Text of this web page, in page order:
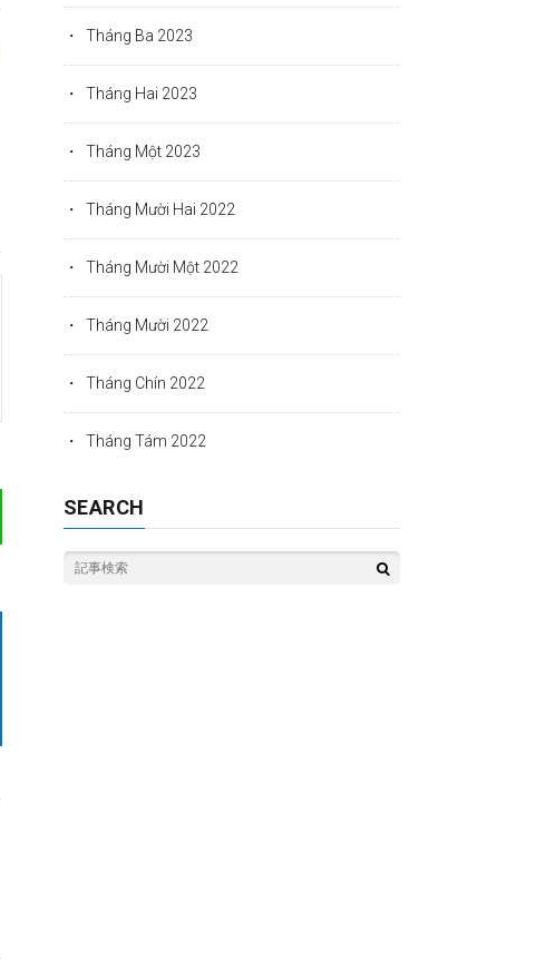
Tháng Ba 2023
Tháng Hai 2023
Tháng Một 2023
Tháng Mười Hai 2022
Tháng Mười Một 2022
Tháng Mười 2022
Tháng Chín 2022
Tháng Tám 2022
SEARCH